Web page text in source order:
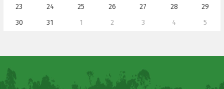
23
24 25 26 27 28
29
30
31 1 2 3 4 5